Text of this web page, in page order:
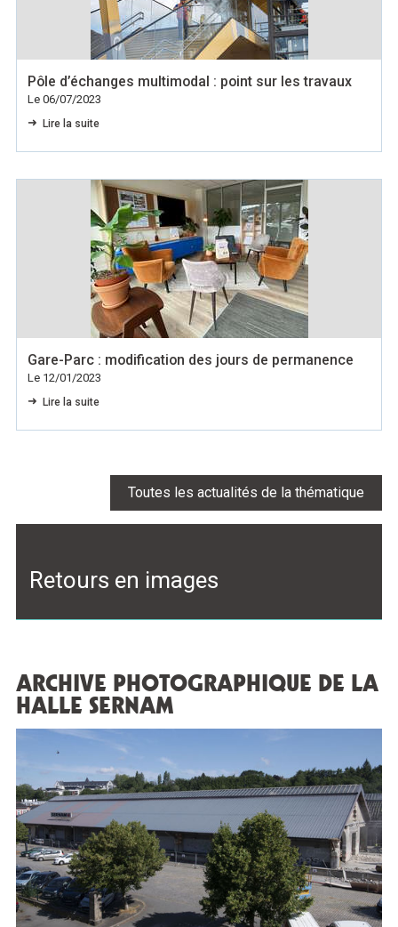
Pôle d’échanges multimodal : point sur les travaux
Le 06/07/2023
Lire la suite
Gare-Parc : modification des jours de permanence
Le 12/01/2023
Lire la suite
Toutes les actualités de la thématique
Retours en images
ARCHIVE PHOTOGRAPHIQUE DE LA
HALLE SERNAM